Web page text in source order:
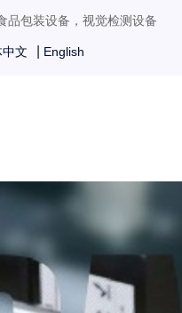
品包装设备，视觉检测设备
文 English